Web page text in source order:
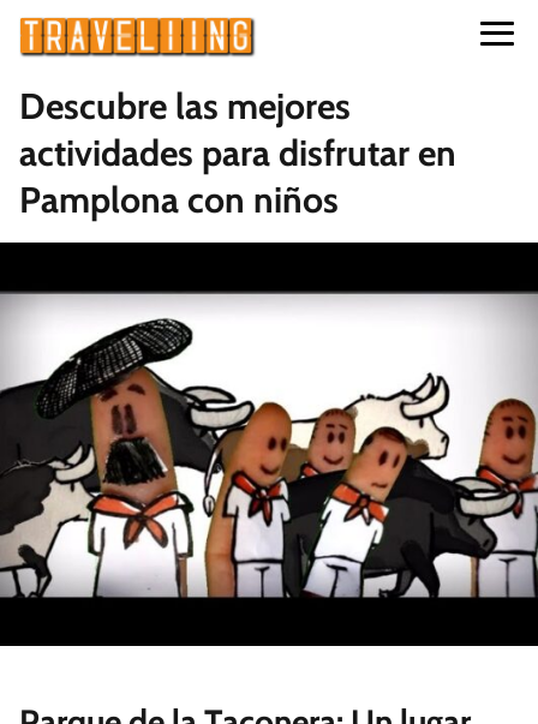
Descubre las mejores
actividades para disfrutar en
Pamplona con niños